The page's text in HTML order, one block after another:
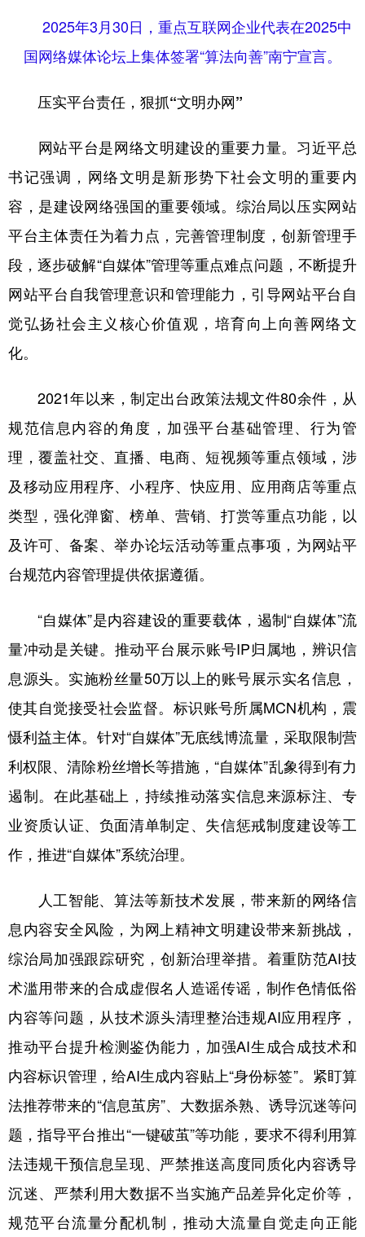
2025年3月30日，重点互联网企业代表在2025中
国网络媒体论坛上集体签署“算法向善”南宁宣言。
压实平台责任，狠抓“文明办网”
网站平台是网络文明建设的重要力量。习近平总
书记强调，网络文明是新形势下社会文明的重要内
容，是建设网络强国的重要领域。综治局以压实网站
平台主体责任为着力点，完善管理制度，创新管理手
段，逐步破解“自媒体”管理等重点难点问题，不断提升
网站平台自我管理意识和管理能力，引导网站平台自
觉弘扬社会主义核心价值观，培育向上向善网络文
化。
2021年以来，制定出台政策法规文件80余件，从
规范信息内容的角度，加强平台基础管理、行为管
理，覆盖社交、直播、电商、短视频等重点领域，涉
及移动应用程序、小程序、快应用、应用商店等重点
类型，强化弹窗、榜单、营销、打赏等重点功能，以
及许可、备案、举办论坛活动等重点事项，为网站平
台规范内容管理提供依据遵循。
“自媒体”是内容建设的重要载体，遏制“自媒体”流
量冲动是关键。推动平台展示账号IP归属地，辨识信
息源头。实施粉丝量50万以上的账号展示实名信息，
使其自觉接受社会监督。标识账号所属MCN机构，震
慑利益主体。针对“自媒体”无底线博流量，采取限制营
利权限、清除粉丝增长等措施，“自媒体”乱象得到有力
遏制。在此基础上，持续推动落实信息来源标注、专
业资质认证、负面清单制定、失信惩戒制度建设等工
作，推进“自媒体”系统治理。
人工智能、算法等新技术发展，带来新的网络信
息内容安全风险，为网上精神文明建设带来新挑战，
综治局加强跟踪研究，创新治理举措。着重防范AI技
术滥用带来的合成虚假名人造谣传谣，制作色情低俗
内容等问题，从技术源头清理整治违规AI应用程序，
推动平台提升检测鉴伪能力，加强AI生成合成技术和
内容标识管理，给AI生成内容贴上“身份标签”。紧盯算
法推荐带来的“信息茧房”、大数据杀熟、诱导沉迷等问
题，指导平台推出“一键破茧”等功能，要求不得利用算
法违规干预信息呈现、严禁推送高度同质化内容诱导
沉迷、严禁利用大数据不当实施产品差异化定价等，
规范平台流量分配机制，推动大流量自觉走向正能